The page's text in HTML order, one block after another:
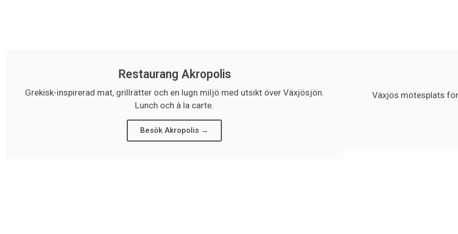
Restaurang Akropolis
Grekisk-inspirerad mat, grillrätter och en lugn miljö med utsikt över Växjösjön.
Lunch och à la carte.
Besök Akropolis →
Växjös mötesplats